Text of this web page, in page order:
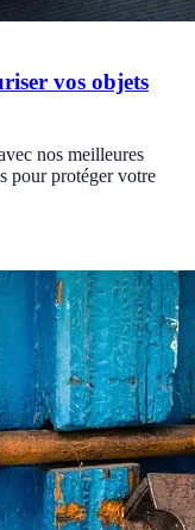
vos objets
nos meilleures
pour protéger votre